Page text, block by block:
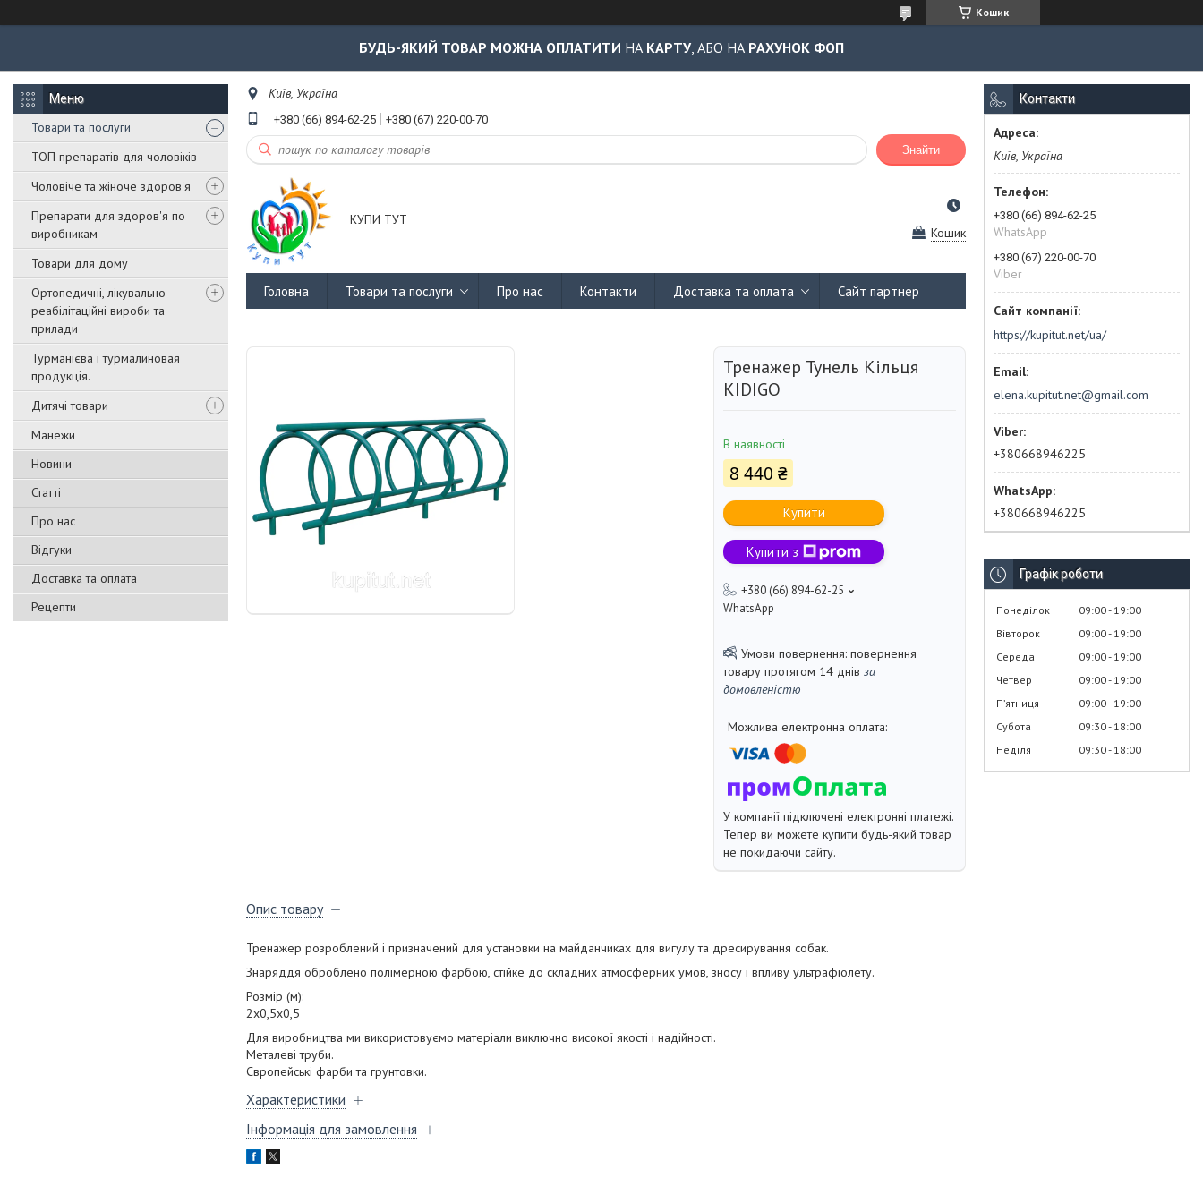
Кошик
БУДЬ-ЯКИЙ ТОВАР МОЖНА ОПЛАТИТИ НА КАРТУ, АБО НА РАХУНОК ФОП
Товари та послуги
ТОП препаратів для чоловіків
Чоловіче та жіноче здоров'я
Препарати для здоров'я по
виробникам
Товари для дому
Ортопедичні, лікувально-
реабілітаційні вироби та
прилади
Турманієва і турмалиновая
продукція.
Дитячі товари
Манежи
Новини
Статті
Про нас
Відгуки
Доставка та оплата
Рецепти
Київ, Україна
+380 (66) 894-62-25 +380 (67) 220-00-70
Знайти
КУПИ ТУТ
Кошик
Головна Товари та послуги Про нас Контакти Доставка та оплата Сайт партнер
Тренажер Тунель Кільця
KIDIGO
В наявності
8 440 ₴
Купити
Купити з
+380 (66) 894-62-25
WhatsApp
повернення
товару протягом 14 днів за
домовленістю
У компанії підключені електронні платежі.
Тепер ви можете купити будь-який товар
не покидаючи сайту.
Опис товару
Тренажер розроблений і призначений для установки на майданчиках для вигулу та дресирування собак.
Знаряддя оброблено полімерною фарбою, стійке до складних атмосферних умов, зносу і впливу ультрафіолету.
Розмір (м):
2х0,5х0,5
Для виробництва ми використовуємо матеріали виключно високої якості і надійності.
Металеві труби.
Європейські фарби та грунтовки.
Характеристики
Інформація для замовлення
Контакти
Київ, Україна
+380 (66) 894-62-25
WhatsApp
+380 (67) 220-00-70
Viber
https://kupitut.net/ua/
elena.kupitut.net@gmail.com
+380668946225
+380668946225
Графік роботи
Понеділок 09:00 19:00
Вівторок
09:00 19:00
Середа
09:00 19:00
Четвер
09:00 19:00
Пʼятниця
09:00 19:00
Субота
09:30 18:00
Неділя
09:30 18:00